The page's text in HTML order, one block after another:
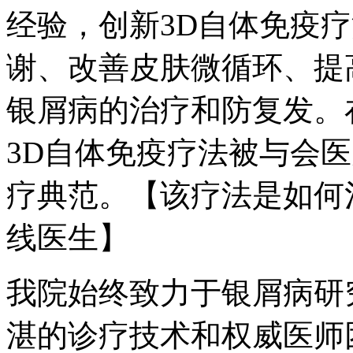
经验，创新3D自体免疫
谢、改善皮肤微循环、
银屑病的治疗和防复发
3D自体免疫疗法被与会
疗典范。【该疗法是如
线医生】
我院始终致力于银屑病
湛的诊疗技术和权威医